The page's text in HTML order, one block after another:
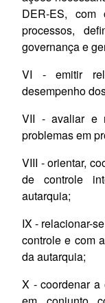
DER-ES, com
processos,
governança e
VI - emitir
desempenho
VII - avaliar e
problemas em
VIII - orientar,
de controle
autarquia;
IX - relacionar-
controle e com
da autarquia;
X - coordenar a